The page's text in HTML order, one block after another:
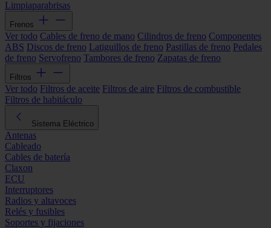
Limpiaparabrisas
Frenos
Ver todo Cables de freno de mano Cilindros de freno Componentes
ABS Discos de freno Latiguillos de freno Pastillas de freno Pedales
de freno Servofreno Tambores de freno Zapatas de freno
Filtros
Ver todo Filtros de aceite Filtros de aire Filtros de combustible
Filtros de habitáculo
Sistema Eléctrico
Antenas
Cableado
Cables de batería
Claxon
ECU
Interruptores
Radios y altavoces
Relés y fusibles
Soportes y fijaciones